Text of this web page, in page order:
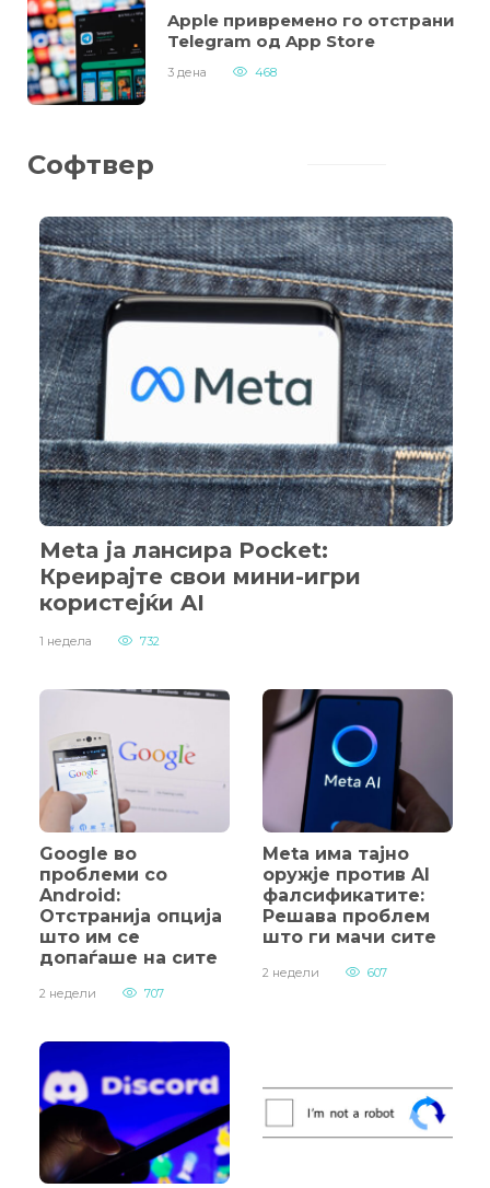
Apple привремено го отстрани
Telegram од App Store
3 дена 468
Новата реклама на AI гигантот го
преплаши интернетот: Дали е
ова најчудното видео досега?
14 часа
Крај на необележаните AI
фотографии и дипфејкови:
Пристигнаа нови правила на ЕУ –
казни до 35 милиони евра
15 часа
генерираше кратер, компанијата
веднаш го повлече
1 ден 245
Apple привремено го отстрани
Telegram од App Store
468
Софтвер
Meta ја лансира Pocket:
Креирајте свои мини-игри
користејќи AI
1 недела 732
Google во
проблеми со
Android:
Отстранија опција
што им се
допаѓаше на сите
2 недели 707
Meta има тајно
оружје против AI
фалсификатите:
Решава проблем
што ги мачи сите
2 недели 607